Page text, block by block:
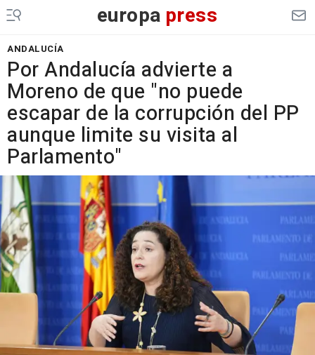
europa press
ANDALUCÍA
Por Andalucía advierte a
Moreno de que "no puede
escapar de la corrupción del PP
aunque limite su visita al
Parlamento"